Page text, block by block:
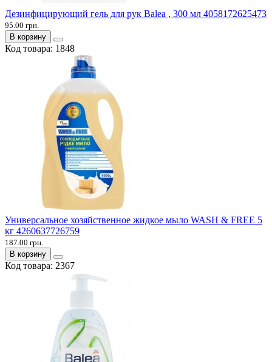
Дезинфицирующий гель для рук Balea , 300 мл 4058172625473
95.00 грн.
В корзину
Код товара: 1848
Универсальное хозяйственное жидкое мыло WASH & FREE 5
кг 4260637726759
187.00 грн.
В корзину
Код товара: 2367